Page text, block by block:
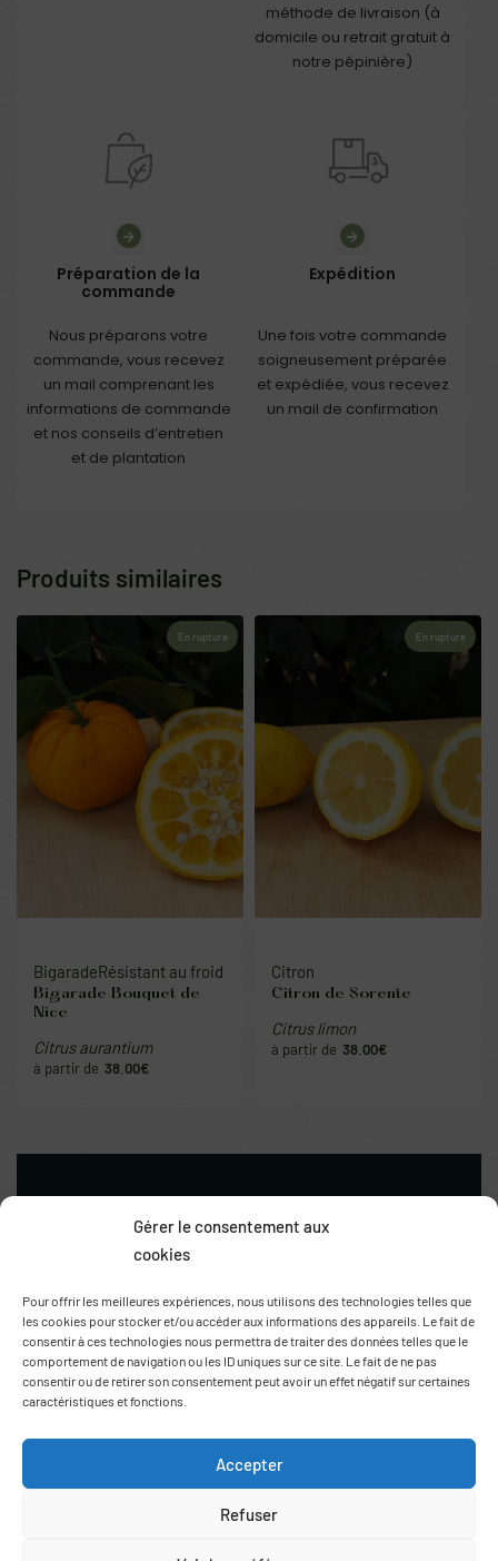
Gérer le consentement aux
cookies
Pour offrir les meilleures expériences, nous utilisons des technologies telles que
les cookies pour stocker et/ou accéder aux informations des appareils. Le fait de
consentir à ces technologies nous permettra de traiter des données telles que le
comportement de navigation ou les ID uniques sur ce site. Le fait de ne pas
consentir ou de retirer son consentement peut avoir un effet négatif sur certaines
caractéristiques et fonctions.
Accepter
Refuser
méthode de livraison (à
domicile ou retrait gratuit à
notre pépinière)
Préparation de la
commande
Nous préparons votre
commande, vous recevez
un mail comprenant les
informations de commande
et nos conseils d’entretien
et de plantation
Expédition
Une fois votre commande
soigneusement préparée
et expédiée, vous recevez
un mail de confirmation
Produits similaires
En rupture
BigaradeRésistant au froid
Bigarade Bouquet de
Nice
Citrus aurantium
38.00€
En rupture
Citron
Citron de Sorente
Citrus limon
38.00€
Route de Thuir
66170 Saint Feliu d’Avall
contact@agrumes-vessieres.com